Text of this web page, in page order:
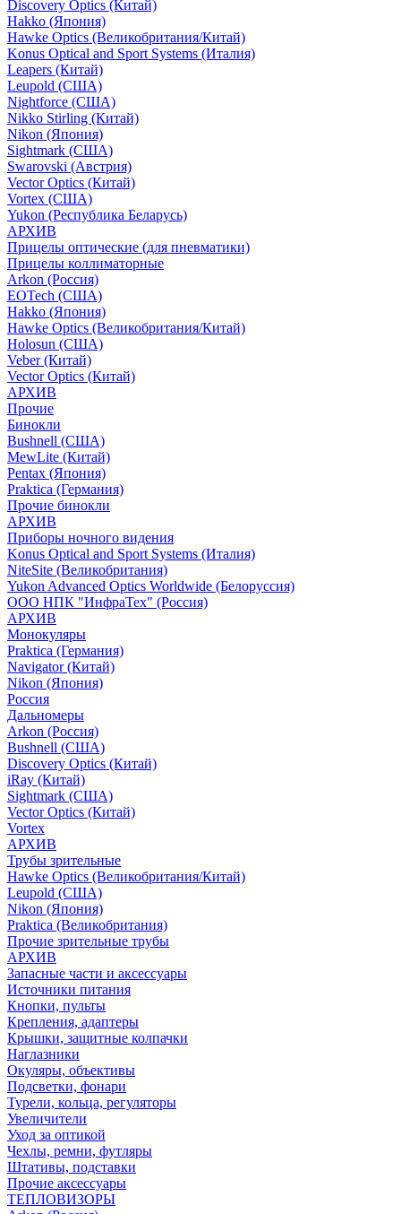
Discovery Optics (Китай)
Hakko (Япония)
Hawke Optics (Великобритания/Китай)
Konus Optical and Sport Systems (Италия)
Leapers (Китай)
Leupold (США)
Nightforce (США)
Nikko Stirling (Китай)
Nikon (Япония)
Sightmark (США)
Swarovski (Австрия)
Vector Optics (Китай)
Vortex (США)
Yukon (Республика Беларусь)
АРХИВ
Прицелы оптические (для пневматики)
Прицелы коллиматорные
Arkon (Россия)
EOTech (США)
Hakko (Япония)
Hawke Optics (Великобритания/Китай)
Holosun (США)
Veber (Китай)
Vector Optics (Китай)
АРХИВ
Прочие
Бинокли
Bushnell (США)
MewLite (Китай)
Pentax (Япония)
Praktica (Германия)
Прочие бинокли
АРХИВ
Приборы ночного видения
Konus Optical and Sport Systems (Италия)
NiteSite (Великобритания)
Yukon Advanced Optics Worldwide (Белоруссия)
ООО НПК "ИнфраТех" (Россия)
АРХИВ
Монокуляры
Praktica (Германия)
Navigator (Китай)
Nikon (Япония)
Россия
Дальномеры
Arkon (Россия)
Bushnell (США)
Discovery Optics (Китай)
iRay (Китай)
Sightmark (США)
Vector Optics (Китай)
Vortex
АРХИВ
Трубы зрительные
Hawke Optics (Великобритания/Китай)
Leupold (США)
Nikon (Япония)
Praktica (Великобритания)
Прочие зрительные трубы
АРХИВ
Запасные части и аксессуары
Источники питания
Кнопки, пульты
Крепления, адаптеры
Крышки, защитные колпачки
Наглазники
Окуляры, объективы
Подсветки, фонари
Турели, кольца, регуляторы
Увеличители
Уход за оптикой
Чехлы, ремни, футляры
Штативы, подставки
Прочие аксессуары
ТЕПЛОВИЗОРЫ